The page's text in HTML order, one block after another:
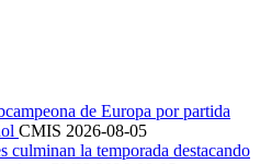
de Europa por partida
CMIS 2026-08-05
culminan la temporada destacando